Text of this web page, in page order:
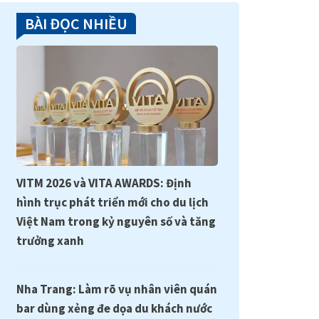
BÀI ĐỌC NHIỀU
VITM 2026 và VITA AWARDS: Định
hình trục phát triển mới cho du lịch
Việt Nam trong kỷ nguyên số và tăng
trưởng xanh
Nha Trang: Làm rõ vụ nhân viên quán
bar dùng xẻng đe dọa du khách nước